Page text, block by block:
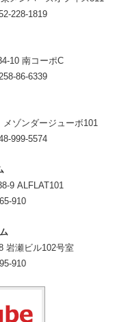
228-1819
10 南コーポC
86-6339
ゾンダージューボ101
999-5574
9 ALFLAT101
910
岩瀬ビル102号室
910